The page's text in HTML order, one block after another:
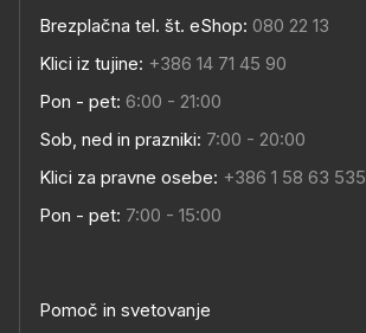
Brezplačna tel. št. eShop: 080 22 13
Klici iz tujine: +386 14 71 45 90
Pon - pet: 6:00 - 21:00
Sob, ned in prazniki: 7:00 - 20:00
Klici za pravne osebe: +386 1 58 63 535
Pon - pet: 7:00 - 15:00
Pomoč in svetovanje